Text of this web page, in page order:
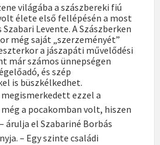
világába a szászbereki fiú
élete első fellépésén a most
Levente. A Szászberken
még saját „szerzeményét”
a jászapáti művelődési
már számos ünnepségen
és szép
is büszkélkedhet.
ezzel a
a pocakomban volt, hiszen
árulja el Szabariné Borbás
– Egy szinte családi